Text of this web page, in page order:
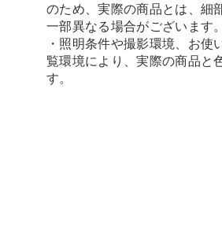
のため、実際の商品とは、細
一部異なる場合がございます。
・照明条件や撮影環境、お
覧環境により、実際の商品と
す。